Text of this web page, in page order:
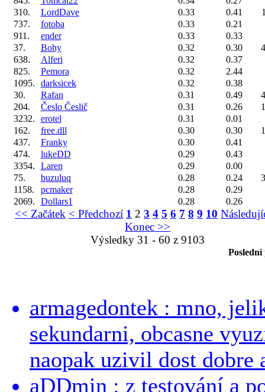
310.
LordDave 0.33 0.41
737.
fotoba 0.33
0.21
911.
ender 0.33
0.33
37.
Bohy 0.32 0.30
638.
Alferi 0.32
0.37
825.
Pemora 0.32
2.44
1095.
darksicek 0.32
0.38
30.
Rafan 0.31 0.49
204.
Česlo Česlič 0.31 0.26
3232.
erotel 0.31
0.01
162.
free.dll 0.30 0.30
437.
Franky 0.30
0.41
474.
lukeDD 0.29
0.43
3354.
Laren 0.29
0.00
75.
buzuluq 0.28 0.24
1158.
pcmaker 0.28
0.29
2069.
Dollars1 0.28 0.26
<< Začátek < Předchozí 1 2 3 4 5 6 7 8 9 10
Konec >>
Výsledky 31 - 60 z 9103
armagedontek : mno,
sekundarni, obcasne
naopak uzivil dost dobre
aDDmin : z testování a